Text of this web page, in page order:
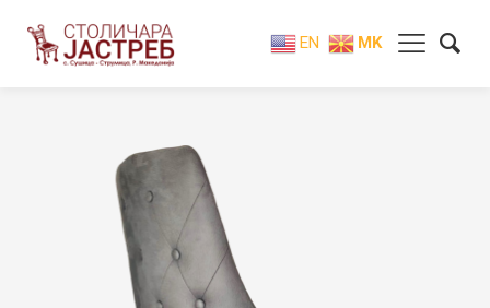
EN MK